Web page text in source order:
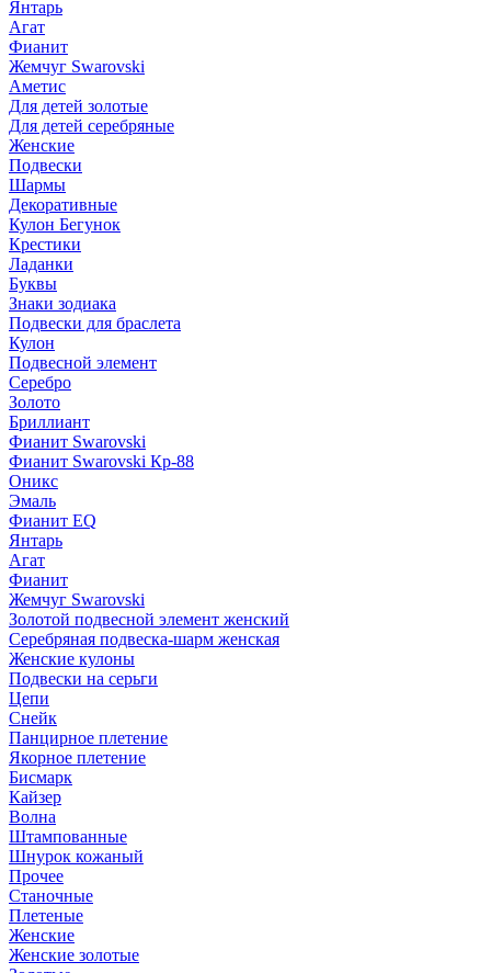
Янтарь
Агат
Фианит
Жемчуг Swarovski
Аметис
Для детей золотые
Для детей серебряные
Женские
Подвески
Шармы
Декоративные
Кулон Бегунок
Крестики
Ладанки
Буквы
Знаки зодиака
Подвески для браслета
Кулон
Подвесной элемент
Серебро
Золото
Бриллиант
Фианит Swarovski
Фианит Swarovski Кр-88
Оникс
Эмаль
Фианит EQ
Янтарь
Агат
Фианит
Жемчуг Swarovski
Золотой подвесной элемент женcкий
Серебряная подвеска-шарм женская
Женские кулоны
Подвески на серьги
Цепи
Снейк
Панцирное плетение
Якорное плетение
Бисмарк
Кайзер
Волна
Штампованные
Шнурок кожаный
Прочее
Станочные
Плетеные
Женские
Женские золотые